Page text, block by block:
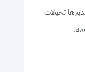
تحولات